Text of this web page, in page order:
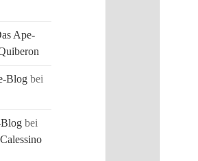
Ape-
Blog bei
Blog bei